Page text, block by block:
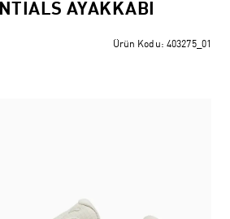
AYAKKABI
Ürün Kodu: 403275_01